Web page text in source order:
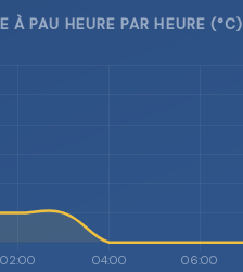
À PAU HEURE PAR HEURE (°C)